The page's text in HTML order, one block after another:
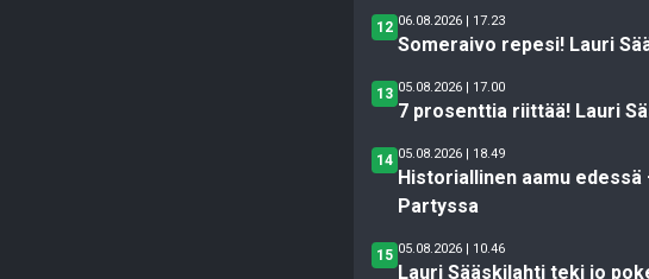
12 06.08.2026 | 17.23
Someraivo repesi! Lauri
13 05.08.2026 | 17.00
7 prosenttia riittää! Lauri
14 05.08.2026 | 18.49
Historiallinen aamu
Partyssa
15 05.08.2026 | 10.46
Lauri Sääskilahti teki jo